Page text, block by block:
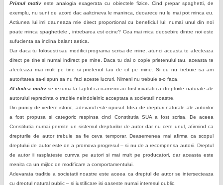
Primul motiv este analogia exagerata cu obiectele fizice. Cind prepar spaghetti, de
exemplu, nu sunt de acord dac aaltcineva le maninca, deoarece nu le mai pot minca eu.
Actiunea lui imi dauneaza mie direct proportional cu beneficiul lui; numai unul din noi
poate minca spaghettele , intrebarea est ecine? Cea mai mica deosebire dintre noi este
sufucienta sa inclina balant aetica.
Dar daca tu folosesti sau modifici programa scrisa de mine, atunci aceasta te afecteaza
direct pe tine si numai indirect pe mine. Daca tu dai o copie prietenului tau, aceasta te
afecteaza mai mult pe tine si prietenul tau de cit pe mine. Si eu nu trebuie sa am
autoritatea sa-ti spun sa nu faci aceste lucruri. Nimeni nu trebuie s-o faca.
Al doilea motiv se rezuma la faptul ca oamenii au fost invatati ca drepturile naturale ale
autorului reprezinta o traditie neindoielnic acceptata a societatii noastre.
Din puncy de vedere istoric, adevarul este opusul. Idea de drepturi naturale ale autorilor
a fost propusa si categoric respinsa cind Constitutia SUA a fost scrisa. De aceea
Constitutia numai permite un sistemul drepturilor de autor dar nu cere unul, afirmind ca
drepturile de autor trebuie sa fie ceva temporar. Deasemenea mai afirma ca scopul
dreptului de autor este de a promova progresul – si nu de a recompensa autorii. Dreptul
de autor ii rasplateste cumva pe autori si mai mult pe producatori, dar aceasta este
menita ca un mijloc de modificare a comportamentului.
Adevarata traditie a societatii noastre este aceea ca dreptul de autor se intersecteaza
cu dreptul natural public – si justificare isi gaseste numai interesul public.